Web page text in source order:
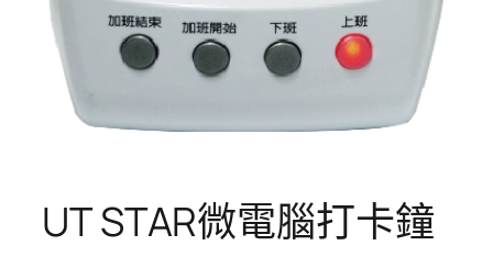
UT STAR微電腦打卡鐘